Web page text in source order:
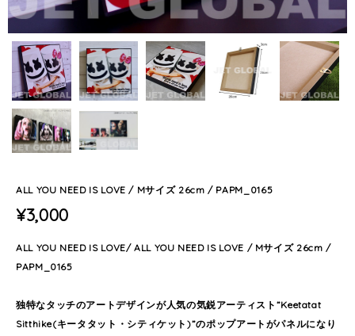
ALL YOU NEED IS LOVE / Mサイズ 26cm / PAPM_0165
¥3,000
ALL YOU NEED IS LOVE/ ALL YOU NEED IS LOVE / Mサイズ 26cm /
PAPM_0165
独特なタッチのアートデザインが人気の気鋭アーティスト”Keetatat
Sitthike(キータタット・シティケット)”のポップアートがパネルになり